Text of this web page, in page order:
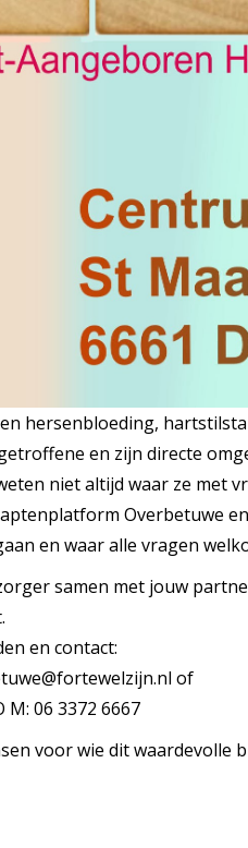
hersenbloeding,
en zijn directe
niet altijd waar ze met
Overbetuwe
en waar alle vragen
samen met jouw
en contact:
of
M: 06 3372 6667
voor wie dit waardevolle